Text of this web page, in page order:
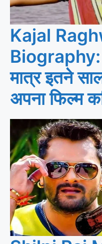
Kajal
Biography:
मात्र इतने
अपना फिल्म